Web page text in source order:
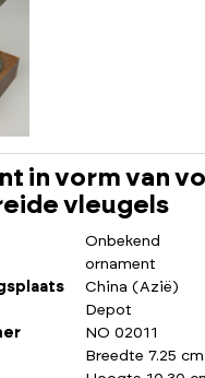
in vorm van
vleugels
Onbekend
ornament
China (Azië)
Depot
NO 02011
Breedte 7.25 cm